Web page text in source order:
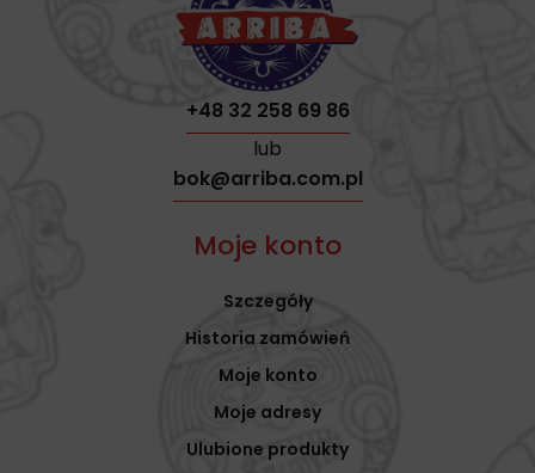
+48 32 258 69 86
lub
bok@arriba.com.pl
Moje konto
Szczegóły
Historia zamówień
Moje konto
Moje adresy
Ulubione produkty